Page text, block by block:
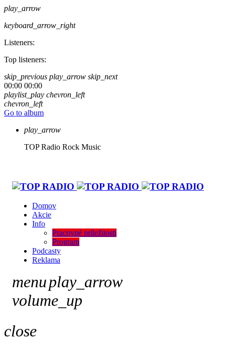
play_arrow
keyboard_arrow_right
Listeners:
Top listeners:
skip_previous play_arrow skip_next
00:00 00:00
playlist_play chevron_left
chevron_left
Go to album
play_arrow
TOP Radio Rock Music
Domov
Akcie
Info
Pracovné príležitosti
Program
Podcasty
Reklama
menuplay_arrow
volume_up
close